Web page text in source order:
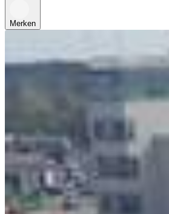
Merken